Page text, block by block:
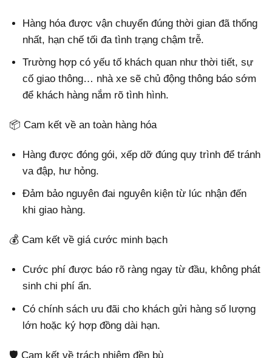
Hàng hóa được vận chuyển đúng thời gian đã thống
nhất, hạn chế tối đa tình trạng chậm trễ.
Trường hợp có yếu tố khách quan như thời tiết, sự
cố giao thông… nhà xe sẽ chủ động thông báo sớm
để khách hàng nắm rõ tình hình.
📦 Cam kết về an toàn hàng hóa
Hàng được đóng gói, xếp dỡ đúng quy trình để tránh
va đập, hư hỏng.
Đảm bảo nguyên đai nguyên kiện từ lúc nhận đến
khi giao hàng.
💰 Cam kết về giá cước minh bạch
Cước phí được báo rõ ràng ngay từ đầu, không phát
sinh chi phí ẩn.
Có chính sách ưu đãi cho khách gửi hàng số lượng
lớn hoặc ký hợp đồng dài hạn.
🛡 Cam kết về trách nhiệm đền bù